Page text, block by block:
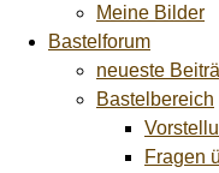
Meine Bilder
Bastelforum
neueste
Bastelbereich
Fragen